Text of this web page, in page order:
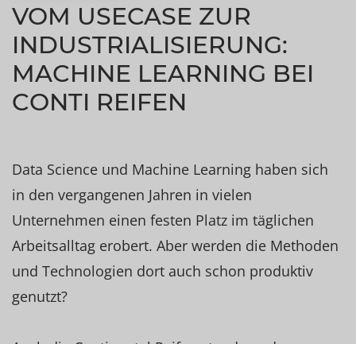
VOM USECASE ZUR
INDUSTRIALISIERUNG:
MACHINE LEARNING BEI
CONTI REIFEN
Data Science und Machine Learning haben sich
in den vergangenen Jahren in vielen
Unternehmen einen festen Platz im täglichen
Arbeitsalltag erobert. Aber werden die Methoden
und Technologien dort auch schon produktiv
genutzt?